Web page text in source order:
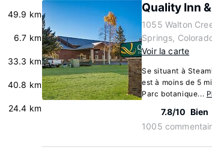
49.9 km
6.7 km
33.3 km
40.8 km
24.4 km
Quality Inn
1055 Walton
Springs,
Voir la carte
Se situant à
est à moins de 5
Parc botanique...
7.8/10 Bien
1005